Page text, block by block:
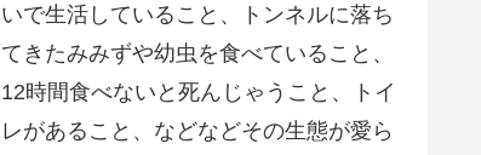
いで生活していること、トンネルに落ち
てきたみみずや幼虫を食べていること、
12時間食べないと死んじゃうこと、トイ
レがあること、などなどその生態が愛ら